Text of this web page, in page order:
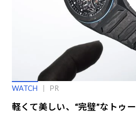
WATCH PR
軽くて美しい、“完璧”なトゥ